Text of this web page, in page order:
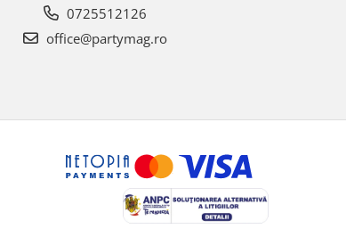
0725512126
office@partymag.ro